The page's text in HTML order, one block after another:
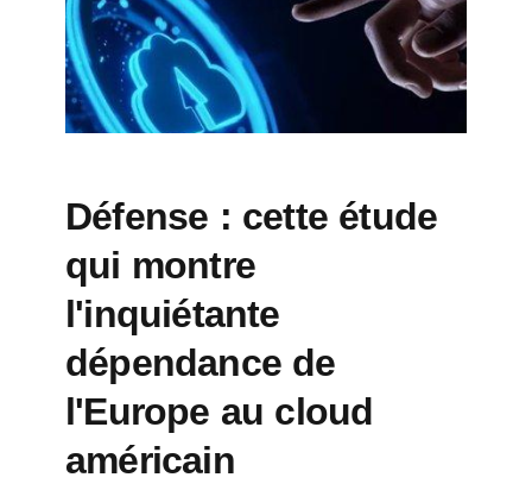
Défense : cette étude
qui montre
l'inquiétante
dépendance de
l'Europe au cloud
américain